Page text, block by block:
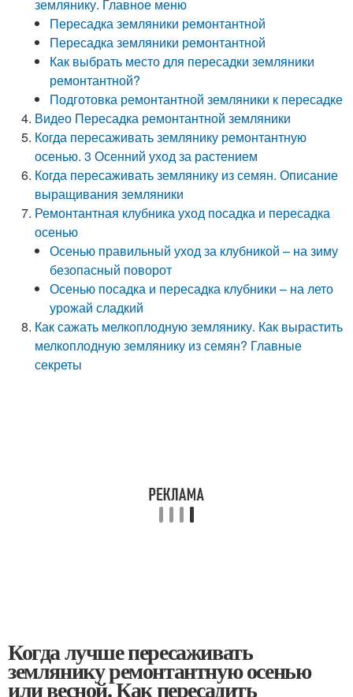
землянику. Главное меню
Пересадка земляники ремонтантной
Пересадка земляники ремонтантной
Как выбрать место для пересадки земляники
ремонтантной?
Подготовка ремонтантной земляники к пересадке
Видео Пересадка ремонтантной земляники
Когда пересаживать землянику ремонтантную
осенью. 3 Осенний уход за растением
Когда пересаживать землянику из семян. Описание
выращивания земляники
Ремонтантная клубника уход посадка и пересадка
осенью
Осенью правильный уход за клубникой – на зиму
безопасный поворот
Осенью посадка и пересадка клубники – на лето
урожай сладкий
Как сажать мелкоплодную землянику. Как вырастить
мелкоплодную землянику из семян? Главные
секреты
Когда лучше пересаживать
землянику ремонтантную осенью
или весной. Как пересадить